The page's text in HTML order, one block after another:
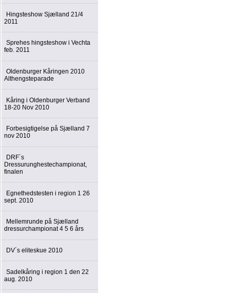
Hingsteshow Sjælland 21/4
2011
Sprehes hingsteshow i Vechta
feb. 2011
Oldenburger Kåringen 2010
Althengsteparade
Kåring i Oldenburger Verband
18-20 Nov 2010
Forbesigtigelse på Sjælland 7
nov 2010
DRF´s
Dressurunghestechampionat,
finalen
Egnethedstesten i region 1 26
sept. 2010
Mellemrunde på Sjælland
dressurchampionat 4 5 6 års
DV´s eliteskue 2010
Sadelkåring i region 1 den 22
aug. 2010